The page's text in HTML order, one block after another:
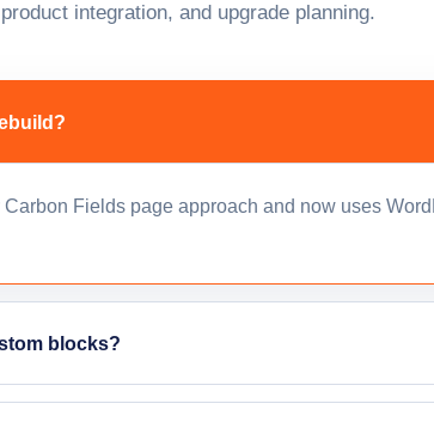
integration, and upgrade planning.
Fields page approach and now uses
blocks?